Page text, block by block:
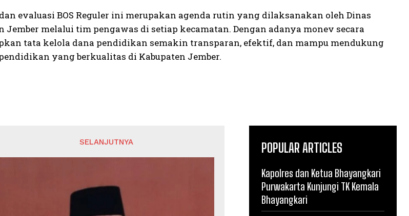
evaluasi BOS Reguler ini merupakan agenda rutin yang dilaksanakan oleh Dinas
Jember melalui tim pengawas di setiap kecamatan. Dengan adanya monev secara
tata kelola dana pendidikan semakin transparan, efektif, dan mampu mendukung
yang berkualitas di Kabupaten Jember.
SELANJUTNYA POPULAR ARTICLES
Kapolres dan Ketua Bhayangkari
Purwakarta Kunjungi TK Kemala
Bhayangkari